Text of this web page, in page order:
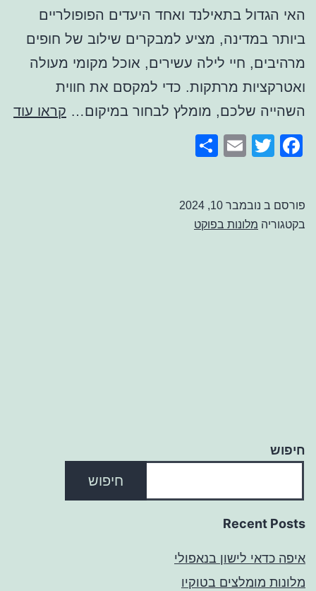
האי הגדול בתאילנד ואחד היעדים הפופולריים
ביותר במדינה, מציע למבקרים שילוב של חופים
מרהיבים, חיי לילה עשירים, אוכל מקומי מעולה
ואטרקציות מרתקות. כדי למקסם את חווית
השהייה שלכם, מומלץ לבחור במיקום… קראו עוד
Facebook
Twitter
Email
פורסם ב נובמבר 10, 2024
בקטגוריה מלונות בפוקט
חיפוש
חיפוש
Recent Posts
איפה כדאי לישון בנאפולי
מלונות מומלצים בטוקיו